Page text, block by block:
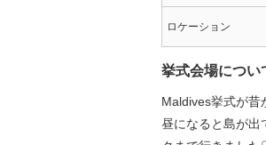
ロケーション
挙式会場につい
Maldives挙式が昔
昼になると島が出